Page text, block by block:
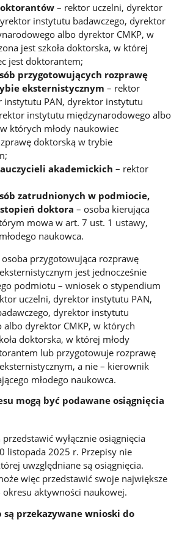
– rektor uczelni, dyrektor
instytutu badawczego, dyrektor
albo dyrektor CMKP, w
jest szkoła doktorska, w której
jest doktorantem;
przygotowujących rozprawę
eksternistycznym – rektor
instytutu PAN, dyrektor instytutu
instytutu międzynarodowego albo
których młody naukowiec
doktorską w trybie
akademickich – rektor
zatrudnionych w podmiocie,
doktora – osoba kierująca
mowa w art. 7 ust. 1 ustawy,
naukowca.
przygotowująca rozprawę
jest jednocześnie
podmiotu – wniosek o stypendium
uczelni, dyrektor instytutu PAN,
dyrektor instytutu
dyrektor CMKP, w których
doktorska, w której młody
lub przygotowuje rozprawę
a nie – kierownik
młodego naukowca.
mogą być podawane osiągnięcia
wyłącznie osiągnięcia
listopada 2025 r. Przepisy nie
uwzględniane są osiągnięcia.
więc przedstawić swoje największe
okresu aktywności naukowej.
są przekazywane wnioski do